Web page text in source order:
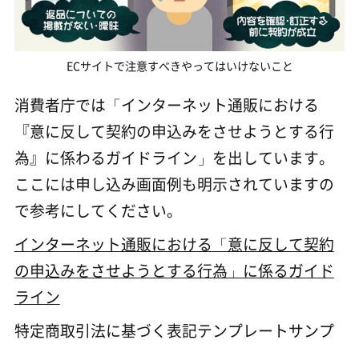
ECサイトで注意すべきやってはいけないこと
消費者庁では「インターネット通販における
『意に反して契約の申込みをさせようとする行
為』に係わるガイドライン」を出しています。
ここには申し込み画面例も明示されていますの
で参考にしてください。
インターネット通販における「意に反して契約
の申込みをさせようとする行為」に係るガイド
ライン
特定商取引法に基づく表記テンプレートサンプ